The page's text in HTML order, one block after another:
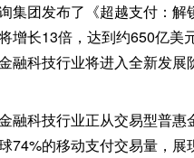
集团发布了《超越支付：
增长13倍，达到约650亿
融科技行业将进入全新发展
融科技行业正从交易型普
74%的移动支付交易量，